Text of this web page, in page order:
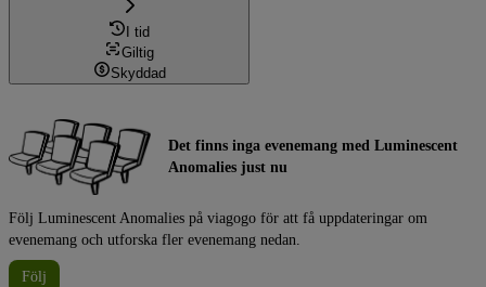
I tid
Giltig
Skyddad
Det finns inga evenemang med Luminescent
Anomalies just nu
Följ Luminescent Anomalies på viagogo för att få uppdateringar om
evenemang och utforska fler evenemang nedan.
Följ